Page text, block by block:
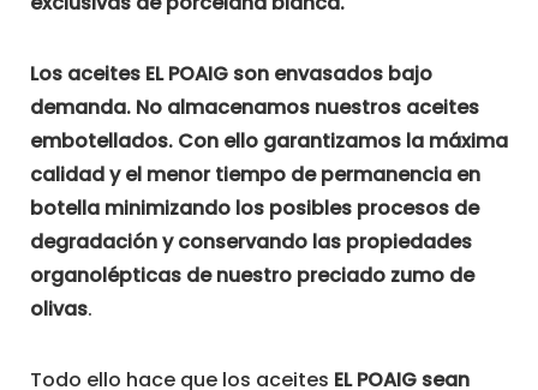
Los aceites EL POAIG son envasados bajo
demanda. No almacenamos nuestros aceites
embotellados. Con ello garantizamos la máxima
calidad y el menor tiempo de permanencia en
botella minimizando los posibles procesos de
degradación y conservando las propiedades
organolépticas de nuestro preciado zumo de
olivas.
Todo ello hace que los aceites EL POAIG sean